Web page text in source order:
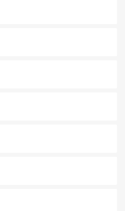
元の風情を楽しめる外せないスポット